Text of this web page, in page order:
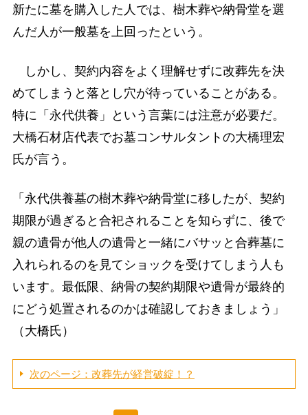
新たに墓を購入した人では、樹木葬や納骨堂を選
んだ人が一般墓を上回ったという。
しかし、契約内容をよく理解せずに改葬先を決
めてしまうと落とし穴が待っていることがある。
特に「永代供養」という言葉には注意が必要だ。
大橋石材店代表でお墓コンサルタントの大橋理宏
氏が言う。
「永代供養墓の樹木葬や納骨堂に移したが、契約
期限が過ぎると合祀されることを知らずに、後で
親の遺骨が他人の遺骨と一緒にバサッと合葬墓に
入れられるのを見てショックを受けてしまう人も
います。最低限、納骨の契約期限や遺骨が最終的
にどう処置されるのかは確認しておきましょう」
（大橋氏）
次のページ：改葬先が経営破綻！？